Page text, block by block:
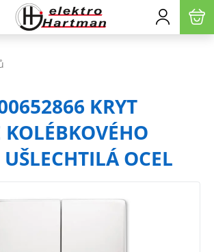
KRYT
KOLÉBKOVÉHO
OCEL